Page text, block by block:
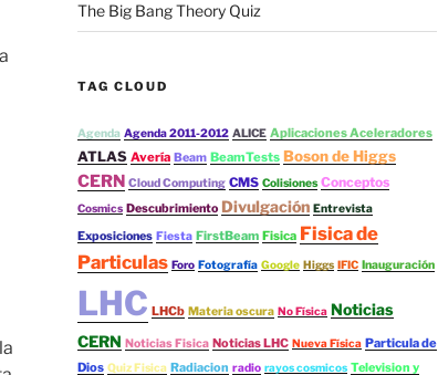
The Big Bang Theory Quiz
TAG CLOUD
Agenda Agenda 2011-2012 ALICE Aplicaciones Aceleradores
ATLAS Avería Beam BeamTests Boson de Higgs
CERN Cloud Computing CMS Colisiones Conceptos
Cosmics Descubrimiento Divulgación Entrevista
Exposiciones Fiesta FirstBeam Fisica Fisica de
Particulas Foro Fotografía Google Higgs IFIC Inauguración
LHC LHCb Materia oscura No Física Noticias
CERN Noticias Fisica Noticias LHC Nueva Física Particula de
Dios Quiz Fisica Radiacion radio rayos cosmicos Television y